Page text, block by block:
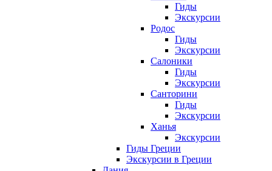
Гиды
Экскурсии
Родос
Гиды
Экскурсии
Салоники
Гиды
Экскурсии
Санторини
Гиды
Экскурсии
Ханья
Экскурсии
Гиды Греции
Экскурсии в Греции